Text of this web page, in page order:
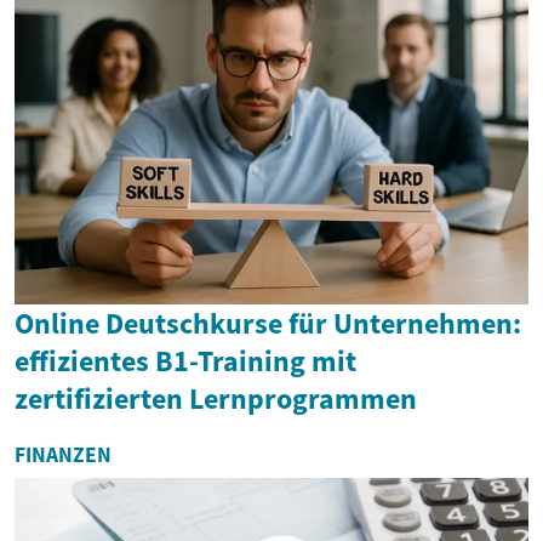
Online Deutschkurse für Unternehmen:
effizientes B1-Training mit
zertifizierten Lernprogrammen
FINANZEN